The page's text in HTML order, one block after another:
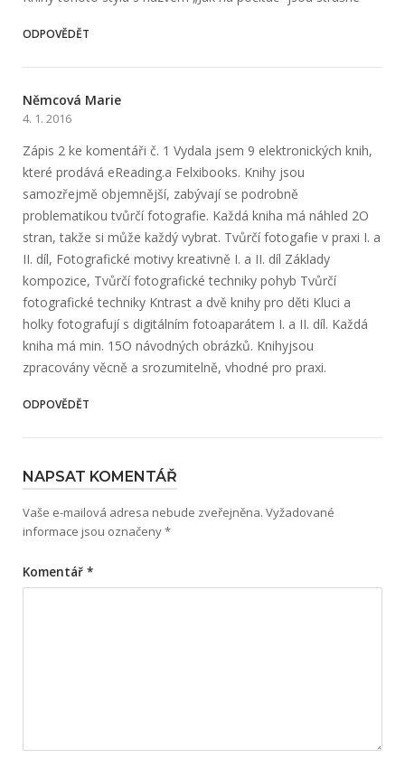
ODPOVĚDĚT
Němcová Marie
4. 1. 2016
Zápis 2 ke komentáři č. 1 Vydala jsem 9 elektronických knih,
které prodává eReading.a Felxibooks. Knihy jsou
samozřejmě objemnější, zabývají se podrobně
problematikou tvůrčí fotografie. Každá kniha má náhled 2O
stran, takže si může každý vybrat. Tvůrčí fotogafie v praxi I. a
II. díl, Fotografické motivy kreativně I. a II. díl Základy
kompozice, Tvůrčí fotografické techniky pohyb Tvůrčí
fotografické techniky Kntrast a dvě knihy pro děti Kluci a
holky fotografují s digitálním fotoaparátem I. a II. díl. Každá
kniha má min. 15O návodných obrázků. Knihyjsou
zpracovány věcně a srozumitelně, vhodné pro praxi.
ODPOVĚDĚT
NAPSAT KOMENTÁŘ
Vaše e-mailová adresa nebude zveřejněna. Vyžadované
informace jsou označeny*
Komentář *